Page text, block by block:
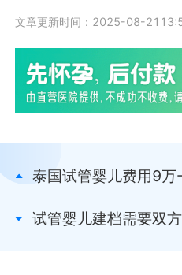
文章更新时间：2025-08-
泰国试管婴儿费用9
试管婴儿建档需要双